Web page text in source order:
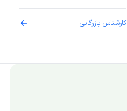
کارشناس بازرگانی